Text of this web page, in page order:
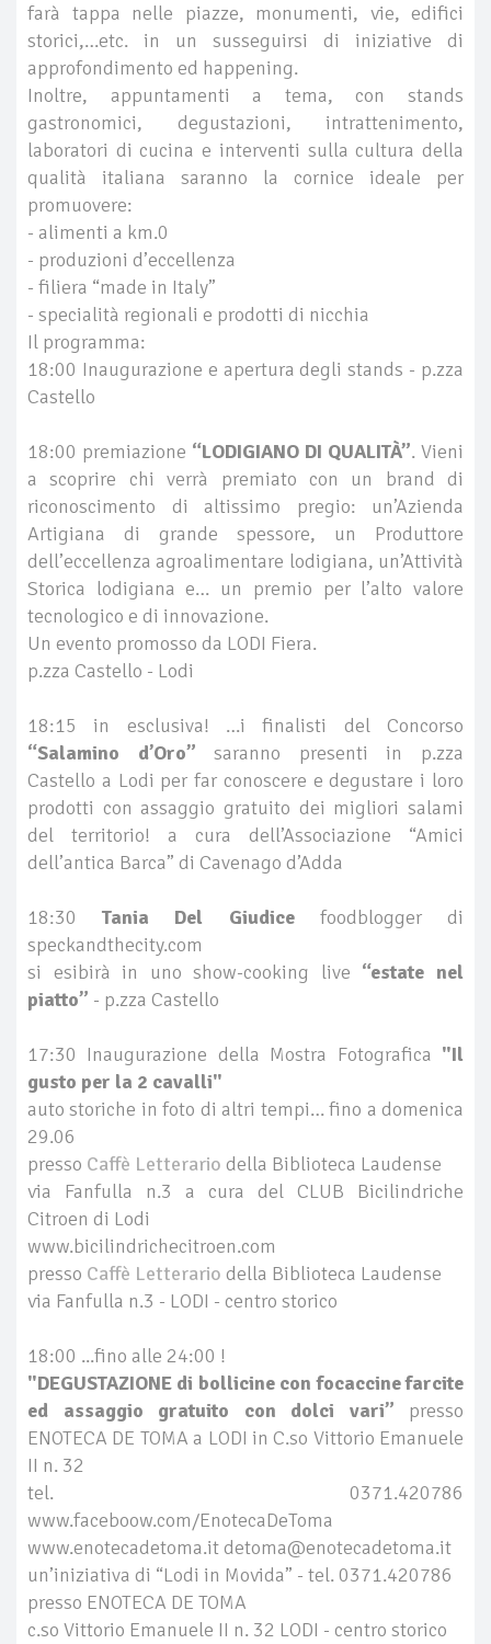
farà tappa nelle piazze, monumenti, vie, edifici
storici,…etc. in un susseguirsi di iniziative di
approfondimento ed happening.
Inoltre, appuntamenti a tema, con stands
gastronomici, degustazioni, intrattenimento,
laboratori di cucina e interventi sulla cultura della
qualità italiana saranno la cornice ideale per
promuovere:
- alimenti a km.0
- produzioni d’eccellenza
- filiera “made in Italy”
- specialità regionali e prodotti di nicchia
Il programma:
18:00 Inaugurazione e apertura degli stands - p.zza
Castello
18:00 premiazione “LODIGIANO DI QUALITÀ”. Vieni
a scoprire chi verrà premiato con un brand di
riconoscimento di altissimo pregio: un’Azienda
Artigiana di grande spessore, un Produttore
dell’eccellenza agroalimentare lodigiana, un’Attività
Storica lodigiana e… un premio per l’alto valore
tecnologico e di innovazione.
Un evento promosso da LODI Fiera.
p.zza Castello - Lodi
18:15 in esclusiva! …i finalisti del Concorso
“Salamino d’Oro” saranno presenti in p.zza
Castello a Lodi per far conoscere e degustare i loro
prodotti con assaggio gratuito dei migliori salami
del territorio! a cura dell’Associazione “Amici
dell’antica Barca” di Cavenago d’Adda
18:30Tania Del Giudicefoodblogger di
speckandthecity.com
si esibirà in uno show-cooking live “estate nel
piatto” - p.zza Castello
17:30 Inaugurazione della Mostra Fotografica "Il
gusto per la 2 cavalli"
auto storiche in foto di altri tempi… fino a domenica
29.06
presso Caffè Letterario della Biblioteca Laudense
via Fanfulla n.3 a cura del CLUB Bicilindriche
Citroen di Lodi
www.bicilindrichecitroen.com
presso Caffè Letterario della Biblioteca Laudense
via Fanfulla n.3 - LODI - centro storico
18:00 ...fino alle 24:00 !
"DEGUSTAZIONE di bollicine con focaccine farcite
ed assaggio gratuito con dolci vari” presso
ENOTECA DE TOMA a LODI in C.so Vittorio Emanuele
II n. 32
tel. 0371.420786
www.faceboow.com/EnotecaDeToma
www.enotecadetoma.it detoma@enotecadetoma.it
un’iniziativa di “Lodi in Movida” - tel. 0371.420786
presso ENOTECA DE TOMA
c.so Vittorio Emanuele II n. 32 LODI - centro storico